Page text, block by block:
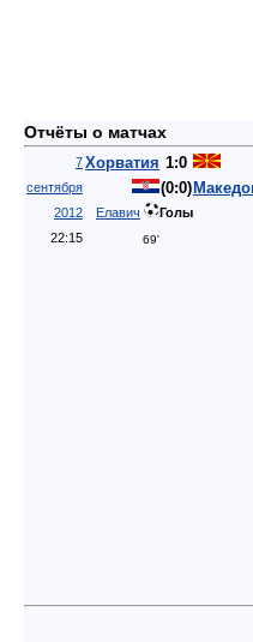
Отчёты о матчах
7
сентября
2012
22:15
Хорватия 1:0
(0:0)
Елавич
69'
Голы